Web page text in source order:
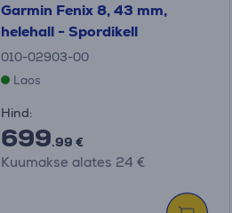
Garmin Fenix 8, 43 mm,
helehall - Spordikell
010-02903-00
Laos
Hind:
699.99 €
Kuumakse alates 24 €